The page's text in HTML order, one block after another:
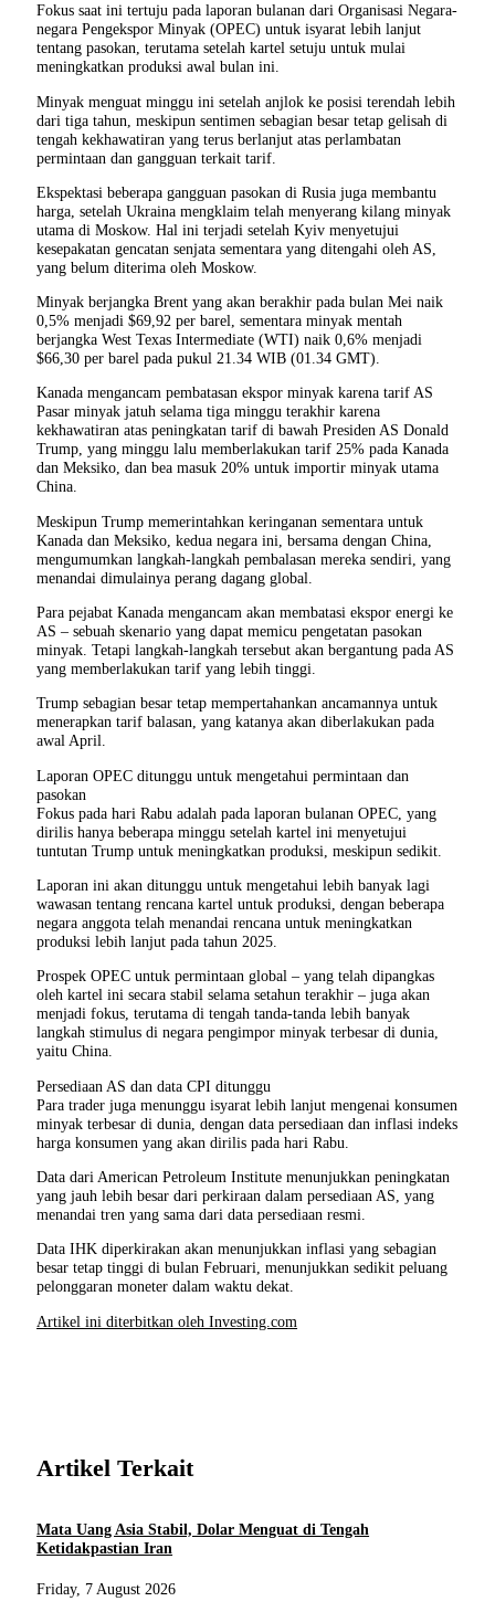
Fokus saat ini tertuju pada laporan bulanan dari Organisasi Negara-
negara Pengekspor Minyak (OPEC) untuk isyarat lebih lanjut
tentang pasokan, terutama setelah kartel setuju untuk mulai
meningkatkan produksi awal bulan ini.
Minyak menguat minggu ini setelah anjlok ke posisi terendah lebih
dari tiga tahun, meskipun sentimen sebagian besar tetap gelisah di
tengah kekhawatiran yang terus berlanjut atas perlambatan
permintaan dan gangguan terkait tarif.
Ekspektasi beberapa gangguan pasokan di Rusia juga membantu
harga, setelah Ukraina mengklaim telah menyerang kilang minyak
utama di Moskow. Hal ini terjadi setelah Kyiv menyetujui
kesepakatan gencatan senjata sementara yang ditengahi oleh AS,
yang belum diterima oleh Moskow.
Minyak berjangka Brent yang akan berakhir pada bulan Mei naik
0,5% menjadi $69,92 per barel, sementara minyak mentah
berjangka West Texas Intermediate (WTI) naik 0,6% menjadi
$66,30 per barel pada pukul 21.34 WIB (01.34 GMT).
Kanada mengancam pembatasan ekspor minyak karena tarif AS
Pasar minyak jatuh selama tiga minggu terakhir karena
kekhawatiran atas peningkatan tarif di bawah Presiden AS Donald
Trump, yang minggu lalu memberlakukan tarif 25% pada Kanada
dan Meksiko, dan bea masuk 20% untuk importir minyak utama
China.
Meskipun Trump memerintahkan keringanan sementara untuk
Kanada dan Meksiko, kedua negara ini, bersama dengan China,
mengumumkan langkah-langkah pembalasan mereka sendiri, yang
menandai dimulainya perang dagang global.
Para pejabat Kanada mengancam akan membatasi ekspor energi ke
AS – sebuah skenario yang dapat memicu pengetatan pasokan
minyak. Tetapi langkah-langkah tersebut akan bergantung pada AS
yang memberlakukan tarif yang lebih tinggi.
Trump sebagian besar tetap mempertahankan ancamannya untuk
menerapkan tarif balasan, yang katanya akan diberlakukan pada
awal April.
Laporan OPEC ditunggu untuk mengetahui permintaan dan
pasokan
Fokus pada hari Rabu adalah pada laporan bulanan OPEC, yang
dirilis hanya beberapa minggu setelah kartel ini menyetujui
tuntutan Trump untuk meningkatkan produksi, meskipun sedikit.
Laporan ini akan ditunggu untuk mengetahui lebih banyak lagi
wawasan tentang rencana kartel untuk produksi, dengan beberapa
negara anggota telah menandai rencana untuk meningkatkan
produksi lebih lanjut pada tahun 2025.
Prospek OPEC untuk permintaan global – yang telah dipangkas
oleh kartel ini secara stabil selama setahun terakhir – juga akan
menjadi fokus, terutama di tengah tanda-tanda lebih banyak
langkah stimulus di negara pengimpor minyak terbesar di dunia,
yaitu China.
Persediaan AS dan data CPI ditunggu
Para trader juga menunggu isyarat lebih lanjut mengenai konsumen
minyak terbesar di dunia, dengan data persediaan dan inflasi indeks
harga konsumen yang akan dirilis pada hari Rabu.
Data dari American Petroleum Institute menunjukkan peningkatan
yang jauh lebih besar dari perkiraan dalam persediaan AS, yang
menandai tren yang sama dari data persediaan resmi.
Data IHK diperkirakan akan menunjukkan inflasi yang sebagian
besar tetap tinggi di bulan Februari, menunjukkan sedikit peluang
pelonggaran moneter dalam waktu dekat.
Artikel ini diterbitkan oleh Investing.com
Artikel Terkait
Mata Uang Asia Stabil, Dolar Menguat di Tengah
Ketidakpastian Iran
Friday, 7 August 2026